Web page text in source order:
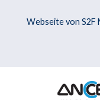
Webseite von S2F